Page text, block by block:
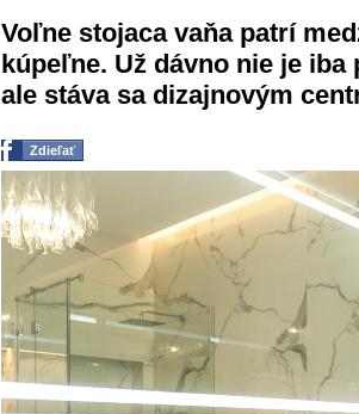
Voľne stojaca vaňa patrí
kúpeľne. Už dávno nie je
ale stáva sa dizajnovým
Zdieľať